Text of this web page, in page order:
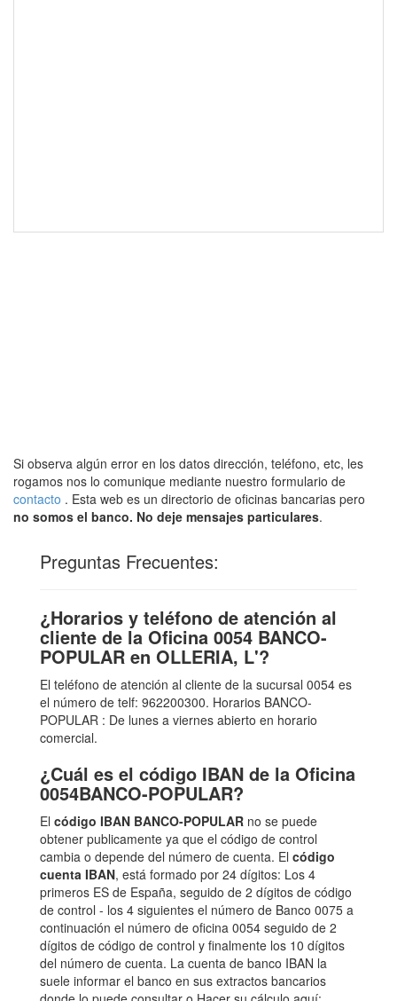
Si observa algún error en los datos dirección, teléfono, etc, les
rogamos nos lo comunique mediante nuestro formulario de
contacto . Esta web es un directorio de oficinas bancarias pero
no somos el banco. No deje mensajes particulares.
Preguntas Frecuentes:
¿Horarios y teléfono de atención al
cliente de la Oficina 0054 BANCO-
POPULAR en OLLERIA, L'?
El teléfono de atención al cliente de la sucursal 0054 es
el número de telf: 962200300. Horarios BANCO-
POPULAR : De lunes a viernes abierto en horario
comercial.
¿Cuál es el código IBAN de la Oficina
0054BANCO-POPULAR?
El código IBAN BANCO-POPULAR no se puede
obtener publicamente ya que el código de control
cambia o depende del número de cuenta. El código
cuenta IBAN, está formado por 24 dígitos: Los 4
primeros ES de España, seguido de 2 dígitos de código
de control - los 4 siguientes el número de Banco 0075 a
continuación el número de oficina 0054 seguido de 2
dígitos de código de control y finalmente los 10 dígitos
del número de cuenta. La cuenta de banco IBAN la
suele informar el banco en sus extractos bancarios